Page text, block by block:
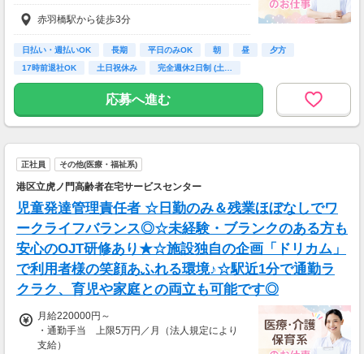
赤羽橋駅から徒歩3分
日払い・週払いOK 長期 平日のみOK 朝 昼
夕方
17時前退社OK
土日祝休み 完全週休2日制 (土…
応募へ進む
正社員 その他(医療・福祉系)
港区立虎ノ門高齢者在宅サービスセンター
児童発達管理責任者 ☆日勤のみ＆残業ほぼなしでワ
ークライフバランス◎☆未経験・ブランクのある方も
安心のOJT研修あり★☆施設独自の企画「ドリカム」
で利用者様の笑顔あふれる環境♪☆駅近1分で通勤ラ
クラク、育児や家庭との両立も可能です◎
月給220000円～
・通勤手当 上限5万円／月（法人規定により
支給）